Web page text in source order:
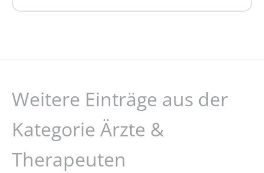
Weitere Einträge aus der
Kategorie Ärzte &
Therapeuten